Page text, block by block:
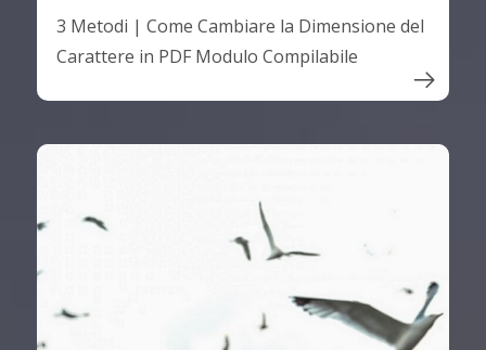
3 Metodi | Come Cambiare la Dimensione del
Carattere in PDF Modulo Compilabile
